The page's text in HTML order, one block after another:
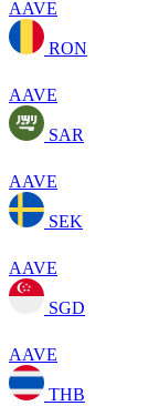
AAVE
RON
AAVE
SAR
AAVE
SEK
AAVE
SGD
AAVE
THB